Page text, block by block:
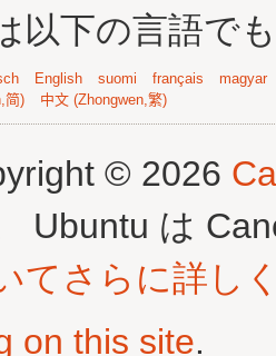
以下の言語で
English suomi français
magyar
简) 中文 (Zhongwen,繁)
© 2026
Ubuntu は
てさらに詳し
on this site.